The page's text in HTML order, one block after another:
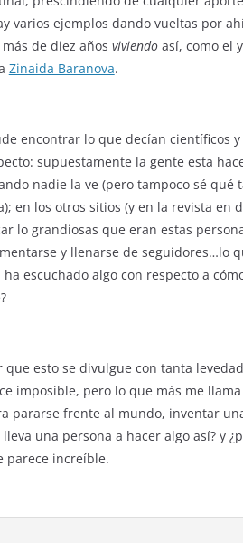
varios ejemplos dando vueltas por
de diez años viviendoasí, como el
Zinaida Baranova.
encontrar lo que decían científicos y
supuestamente la gente esta
nadie la ve (pero tampoco sé qué
en los otros sitios (y en la revista en
lo grandiosas que eran estas
y llenarse de seguidores…lo
ha escuchado algo con respecto a
esto se divulgue con tanta
imposible, pero lo que más me
pararse frente al mundo, inventar
una persona a hacer algo así? y
parece increíble.